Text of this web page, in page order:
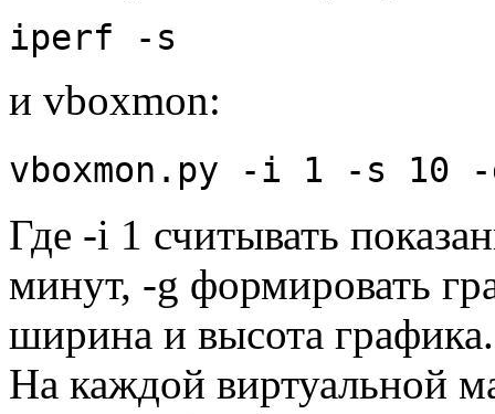
iperf -s
и vboxmon:
vboxmon.py -i 1 -s 10
Где -i 1 считывать
минут, -g формировать
ширина и высота графика.
На каждой виртуальной